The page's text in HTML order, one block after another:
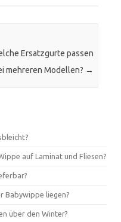
Ersatzgurte passen
mehreren Modellen? →
auf Laminat und Fliesen?
Babywippe liegen?
über den Winter?